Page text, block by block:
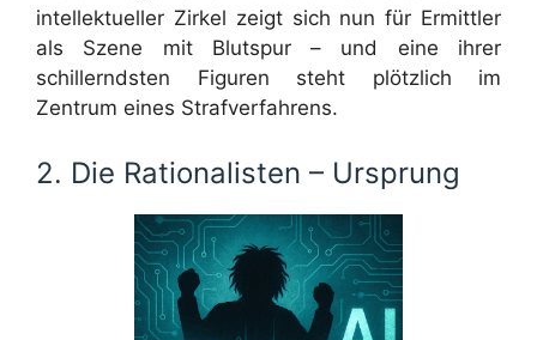
intellektueller Zirkel zeigt sich nun für Ermittler
als Szene mit Blutspur – und eine ihrer
schillerndsten Figuren steht plötzlich im
Zentrum eines Strafverfahrens.
2. Die Rationalisten – Ursprung